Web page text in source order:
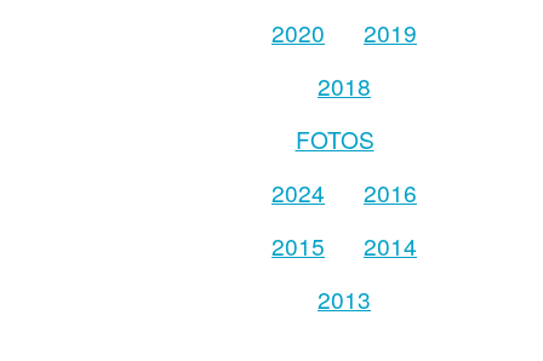
2020
2019
2018
FOTOS
2024
2016
2015
2014
2013